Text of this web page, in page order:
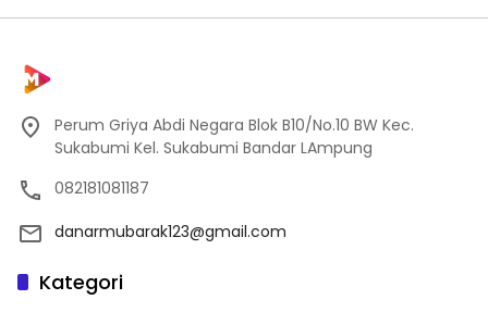
Perum Griya Abdi Negara Blok B10/No.10 BW Kec.
Sukabumi Kel. Sukabumi Bandar LAmpung
082181081187
danarmubarak123@gmail.com
Kategori